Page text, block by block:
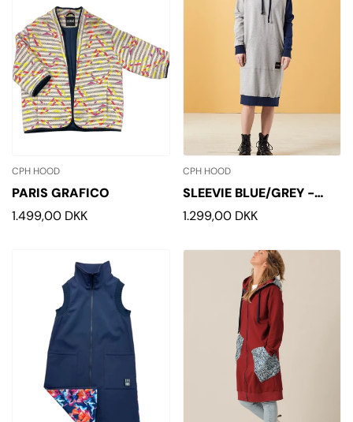
CPH HOOD
PARIS GRAFICO
Normalpris
1.499,00 DKK
CPH HOOD
SLEEVIE BLUE/GREY -
HOODIE
Normalpris
1.299,00 DKK